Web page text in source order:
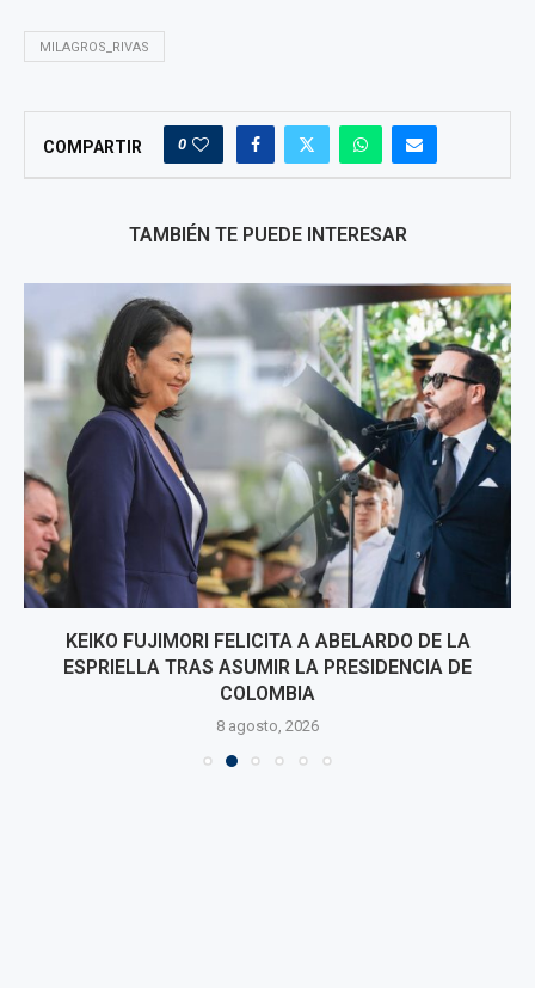
MILAGROS_RIVAS
COMPARTIR 0
TAMBIÉN TE PUEDE INTERESAR
KEIKO FUJIMORI FELICITA A ABELARDO DE LA
ESPRIELLA TRAS ASUMIR LA PRESIDENCIA DE
COLOMBIA
8 agosto, 2026